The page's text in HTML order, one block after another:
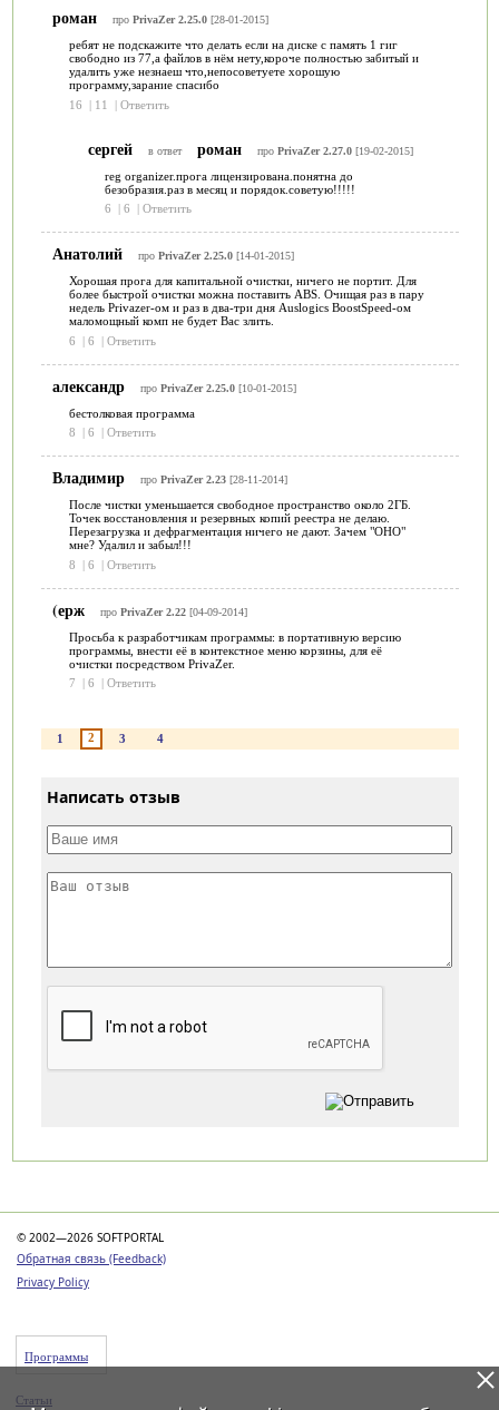
роман про PrivaZer 2.25.0[28-01-2015]
ребят не подскажите что делать если на диске с память 1 гиг
свободно из 77,а файлов в нём нету,короче полностью забитый и
удалить уже незнаеш что,непосоветуете хорошую
программу,зарание спасибо
16
| 11 | Ответить
сергей в ответ роман про PrivaZer 2.27.0[19-02-2015]
reg organizer.прога лицензирована.понятна до
безобразия.раз в месяц и порядок.советую!!!!!
6
| 6 | Ответить
Анатолий про PrivaZer 2.25.0[14-01-2015]
Хорошая прога для капитальной очистки, ничего не портит. Для
более быстрой очистки можна поставить ABS. Очищая раз в пару
недель Privazer-ом и раз в два-три дня Auslogics BoostSpeed-ом
маломощный комп не будет Вас злить.
6
| 6 | Ответить
александр про PrivaZer 2.25.0[10-01-2015]
бестолковая программа
8
| 6 | Ответить
Владимир про PrivaZer 2.23[28-11-2014]
После чистки уменьшается свободное пространство около 2ГБ.
Точек восстановления и резервных копий реестра не делаю.
Перезагрузка и дефрагментация ничего не дают. Зачем "ОНО"
мне? Удалил и забыл!!!
8
| 6 | Ответить
(ерж про PrivaZer 2.22[04-09-2014]
Просьба к разработчикам программы: в портативную версию
программы, внести её в контекстное меню корзины, для её
очистки посредством PrivaZer.
7
| 6 | Ответить
1 2 3 4
Написать отзыв
© 2002—2026 SOFTPORTAL
Обратная связь (Feedback)
Privacy Policy
Программы
Статьи